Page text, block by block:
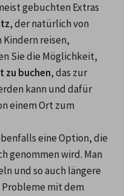
gebuchten Extras
, der natürlich von
reisen,
Sie die Möglichkeit,
zu buchen, das zur
kann und dafür
einem Ort zum
eine Option, die
genommen wird. Man
und so auch längere
mit dem